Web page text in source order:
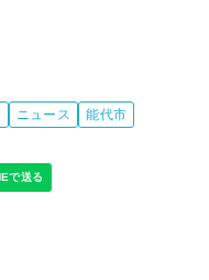
ニュース 能代市